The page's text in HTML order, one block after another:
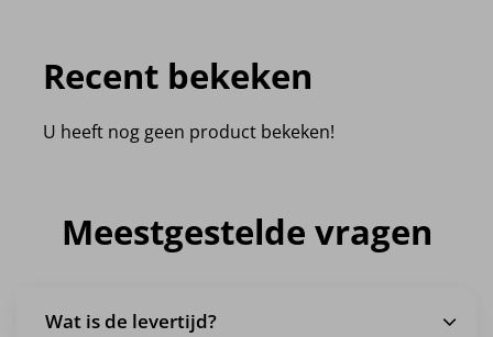
Recent bekeken
U heeft nog geen product bekeken!
Meestgestelde vragen
Wat is de levertijd?